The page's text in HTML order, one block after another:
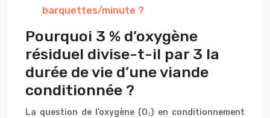
barquettes/minute ?
Pourquoi 3 % d’oxygène
résiduel divise-t-il par 3 la
durée de vie d’une viande
conditionnée ?
La question de l’oxygène (O₂) en conditionnement